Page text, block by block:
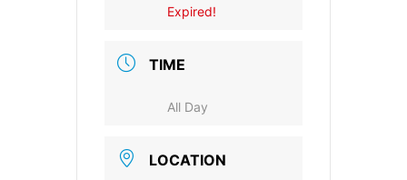
Expired!
TIME
All Day
LOCATION